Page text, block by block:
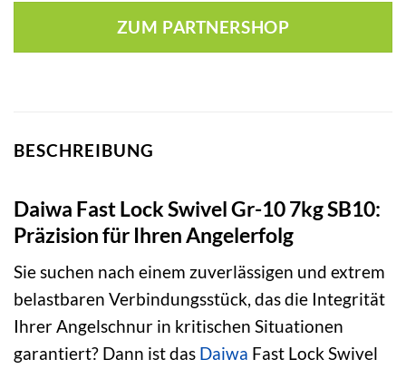
war:
2,49 €
ist:
1,89 €.
ZUM PARTNERSHOP
BESCHREIBUNG
Daiwa Fast Lock Swivel Gr-10 7kg SB10:
Präzision für Ihren Angelerfolg
Sie suchen nach einem zuverlässigen und extrem
belastbaren Verbindungsstück, das die Integrität
Ihrer Angelschnur in kritischen Situationen
garantiert? Dann ist das Daiwa Fast Lock Swivel